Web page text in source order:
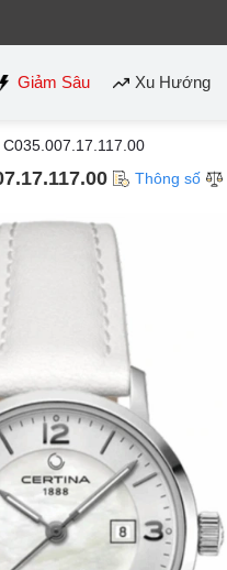
Giảm Sâu Xu Hướng
C035.007.17.117.00
Thông số